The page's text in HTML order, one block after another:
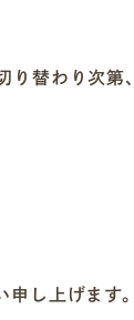
替わり次第
し上げます。